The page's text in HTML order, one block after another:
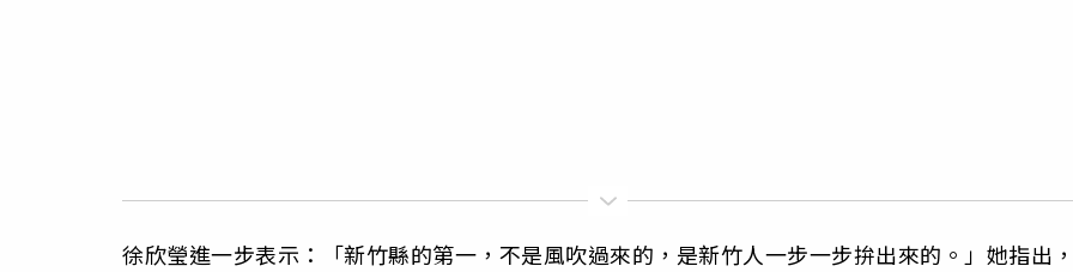
徐欣瑩進一步表示：「新竹縣的第一，不是風吹過來的，是新竹人一步一步拚出來的。」她指出